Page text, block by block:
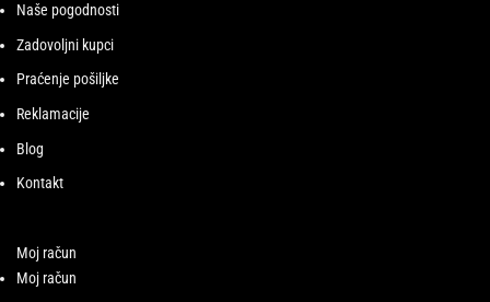
Naše pogodnosti
Zadovoljni kupci
Praćenje pošiljke
Reklamacije
Blog
Kontakt
Moj račun
Moj račun